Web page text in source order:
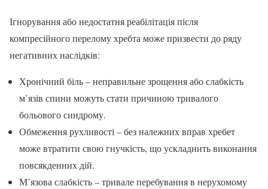
Ігнорування або недостатня реабілітація після
компресійного перелому хребта може призвести до ряду
негативних наслідків:
Хронічний біль – неправильне зрощення або слабкість
м’язів спини можуть стати причиною тривалого
больового синдрому.
Обмеження рухливості – без належних вправ хребет
може втратити свою гнучкість, що ускладнить виконання
повсякденних дій.
М’язова слабкість – тривале перебування в нерухомому